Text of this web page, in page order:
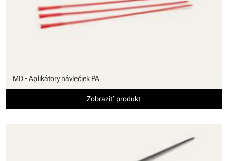
MD - Aplikátory návlečiek PA
Zobraziť produkt